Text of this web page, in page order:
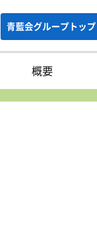
青藍会グループトップ
概要